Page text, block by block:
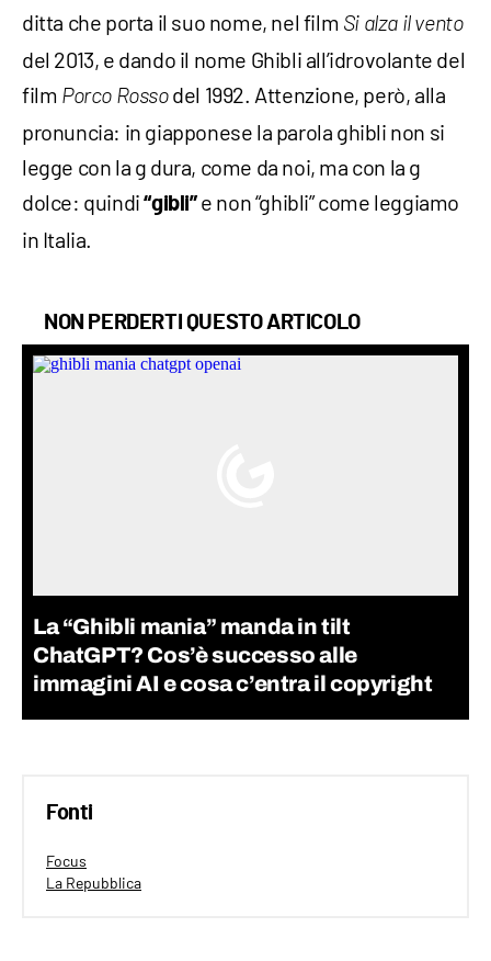
ditta che porta il suo nome, nel film Si alza il vento
del 2013, e dando il nome Ghibli all’idrovolante del
film Porco Rossodel 1992. Attenzione, però, alla
pronuncia: in giapponese la parola ghibli non si
legge con la g dura, come da noi, ma con la g
dolce: quindi “gibli”e non “ghibli” come leggiamo
in Italia.
NON PERDERTI QUESTO ARTICOLO
La “Ghibli mania” manda in tilt
ChatGPT? Cos’è successo alle
immagini AI e cosa c’entra il copyright
Fonti
Focus
La Repubblica